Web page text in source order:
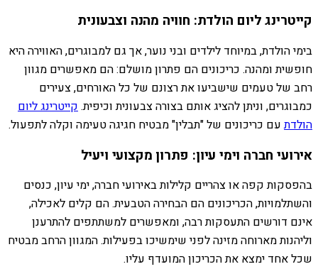
קייטרינג ליום הולדת: חוויה מהנה וצבעונית
בימי הולדת, במיוחד לילדים ובני נוער, אך גם למבוגרים, האווירה היא
חופשית ומהנה. כריכונים הם פתרון מושלם: הם מאפשרים מגוון
רחב של טעמים שישביעו את רצונם של כל האורחים, צעירים
כמבוגרים, וניתן להציג אותם בצורה צבעונית וכיפית.קייטרינג ליום
הולדתעם כריכונים של "תבלין" מבטיח חגיגה טעימה וקלה לתפעול.
אירועי חברה וימי עיון: פתרון מקצועי ויעיל
בהפסקות קפה או צהריים קלילות באירועי חברה, ימי עיון, כנסים
והשתלמויות, הכריכונים הם הבחירה הטבעית. הם קלים לאכילה,
אינם דורשים התעסקות רבה, ומאפשרים למשתתפים להתרענן
וליהנות מארוחה מזינה לפני שימשיכו בפעילות. המגוון הרחב מבטיח
שכל אחד ימצא את הכריכון המועדף עליו.